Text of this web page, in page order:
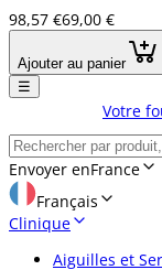
98,57 €69,00 €
Ajouter au panier
☰
Votre
Envoyer enFrance
Français
Clinique
Aiguilles et